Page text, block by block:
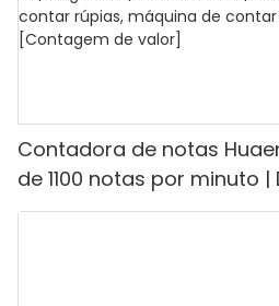
Contadora de notas
de 1100 notas por minuto
UV/Magnético/